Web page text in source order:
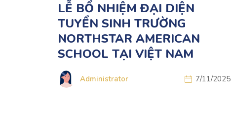
LỄ BỔ NHIỆM ĐẠI DIỆN
TUYỂN SINH TRƯỜNG
NORTHSTAR AMERICAN
SCHOOL TẠI VIỆT NAM
Administrator 7/11/2025